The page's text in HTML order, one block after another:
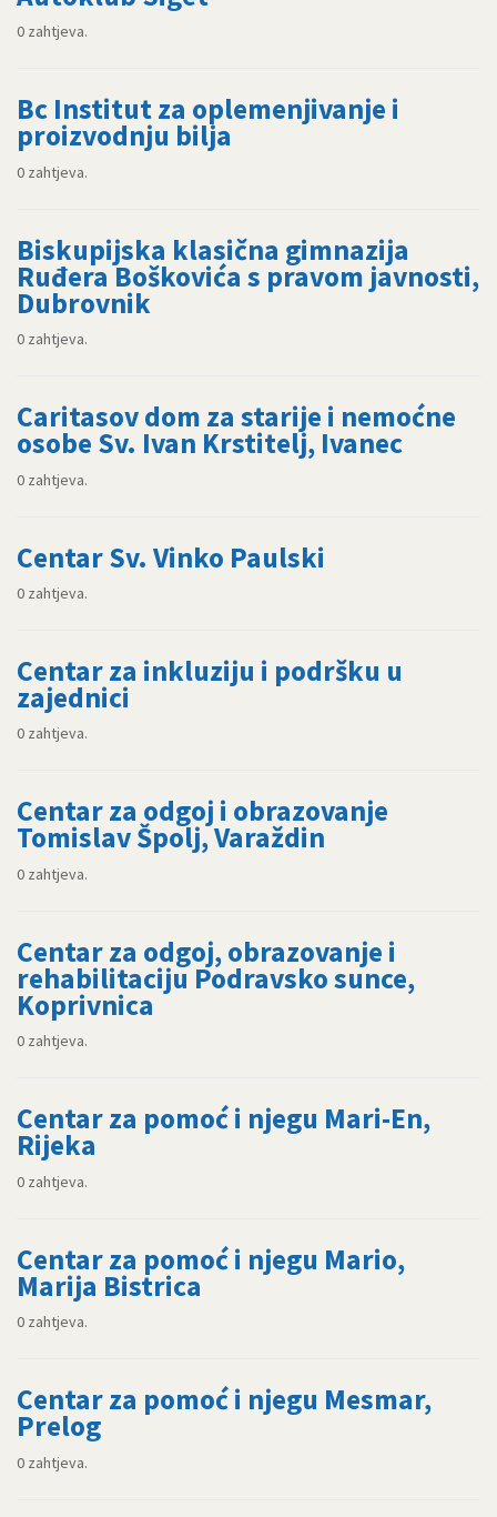
0 zahtjeva.
Bc Institut za oplemenjivanje i
proizvodnju bilja
0 zahtjeva.
Biskupijska klasična gimnazija
Ruđera Boškovića s pravom javnosti,
Dubrovnik
0 zahtjeva.
Caritasov dom za starije i nemoćne
osobe Sv. Ivan Krstitelj, Ivanec
0 zahtjeva.
Centar Sv. Vinko Paulski
0 zahtjeva.
Centar za inkluziju i podršku u
zajednici
0 zahtjeva.
Centar za odgoj i obrazovanje
Tomislav Špolj, Varaždin
0 zahtjeva.
Centar za odgoj, obrazovanje i
rehabilitaciju Podravsko sunce,
Koprivnica
0 zahtjeva.
Centar za pomoć i njegu Mari-En,
Rijeka
0 zahtjeva.
Centar za pomoć i njegu Mario,
Marija Bistrica
0 zahtjeva.
Centar za pomoć i njegu Mesmar,
Prelog
0 zahtjeva.